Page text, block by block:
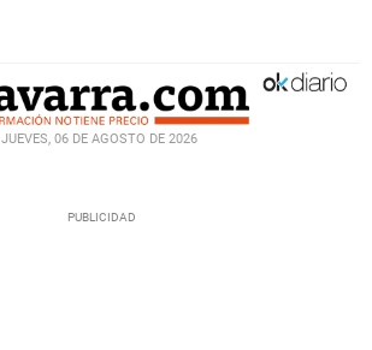
JUEVES, 06 DE AGOSTO DE 2026